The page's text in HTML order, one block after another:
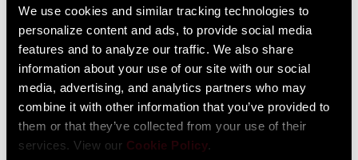
We use cookies and similar tracking technologies to
personalize content and ads, to provide social media
features and to analyze our traffic. We also share
information about your use of our site with our social
media, advertising, and analytics partners who may
combine it with other information that you’ve provided to
them or that they’ve collected from your use of their
services. View our Cookie Policy.
Händlersuche
Wir empfehlen dir, deinen Fahrradladen vor Ort - insbesondere